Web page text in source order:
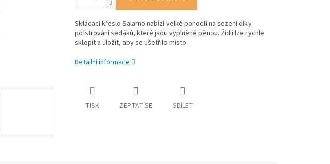
Skládací křeslo Salarno nabízí velké pohodlí na sezení díky
polstrování sedáků, které jsou vyplněné pěnou. Židli lze rychle
sklopit a uložit, aby se ušetřilo místo.
Detailní informace
TISK ZEPTAT SE SDÍLET